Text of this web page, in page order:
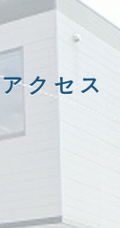
アクセス